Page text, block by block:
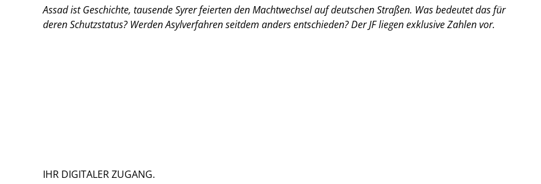
Assad ist Geschichte, tausende Syrer feierten den Machtwechsel auf deutschen Straßen. Was bedeutet das für
deren Schutzstatus? Werden Asylverfahren seitdem anders entschieden? Der JF liegen exklusive Zahlen vor.
IHR DIGITALER ZUGANG.